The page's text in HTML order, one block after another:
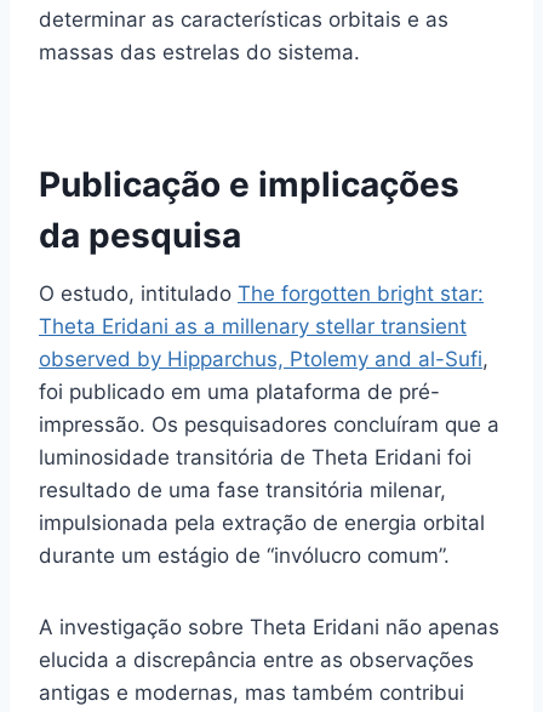
determinar as características orbitais e as
massas das estrelas do sistema.
Publicação e implicações
da pesquisa
O estudo, intitulado The forgotten bright star:
Theta Eridani as a millenary stellar transient
observed by Hipparchus, Ptolemy and al-Sufi,
foi publicado em uma plataforma de pré-
impressão. Os pesquisadores concluíram que a
luminosidade transitória de Theta Eridani foi
resultado de uma fase transitória milenar,
impulsionada pela extração de energia orbital
durante um estágio de “invólucro comum”.
A investigação sobre Theta Eridani não apenas
elucida a discrepância entre as observações
antigas e modernas, mas também contribui